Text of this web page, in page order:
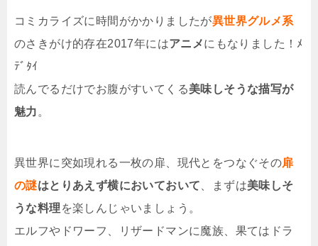
コミカライズに時間がかかりましたが異世界グルメ系
のさきがけ的存在2017年にはアニメにもなりました！ﾒ
ﾃﾞﾀｲ
読んでるだけでお腹がすいてくる美味しそうな描写が
魅力 。
異世界に突如現れる一枚の扉、現代とをつなぐその扉
の謎はとりあえず横においておいて 、まずは美味しそ
うな料理 を楽しんじゃいましょう。
エルフやドワーフ、リザードマンに魔族、果てはドラ